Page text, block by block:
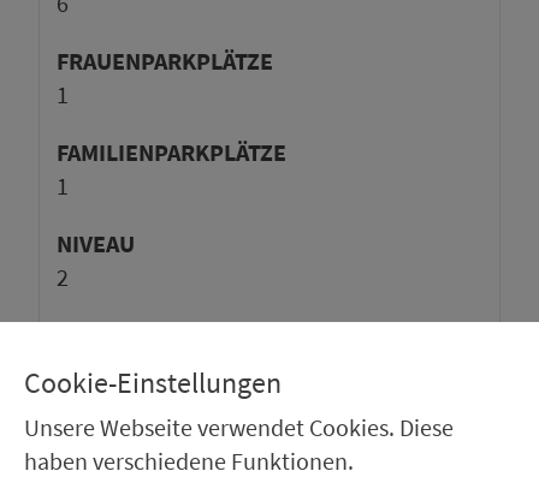
FRAUENPARKPLÄTZE
1
FAMILIENPARKPLÄTZE
1
NIVEAU
2
TAGESKARTE
zum Teil kostenpflichtig
Cookie-Einstellungen
Unsere Webseite verwendet Cookies. Diese
haben verschiedene Funktionen.